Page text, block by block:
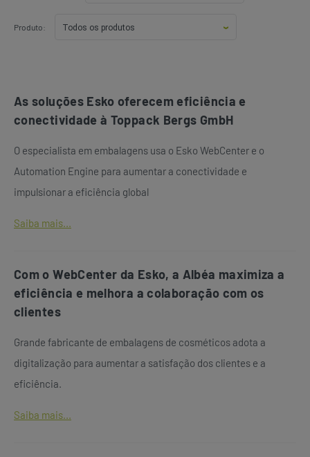
Produto:
As soluções Esko oferecem eficiência e
conectividade à Toppack Bergs GmbH
O especialista em embalagens usa o Esko WebCenter e o
Automation Engine para aumentar a conectividade e
impulsionar a eficiência global
Saiba mais...
Com o WebCenter da Esko, a Albéa maximiza a
eficiência e melhora a colaboração com os
clientes
Grande fabricante de embalagens de cosméticos adota a
digitalização para aumentar a satisfação dos clientes e a
eficiência.
Saiba mais...